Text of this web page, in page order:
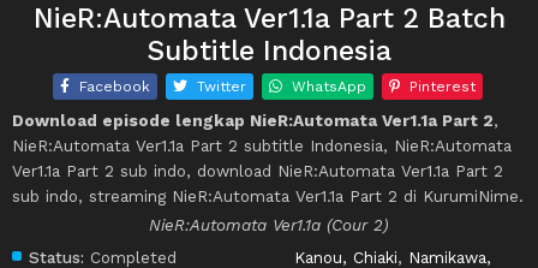
NieR:Automata Ver1.1a Part 2 Batch
Subtitle Indonesia
Facebook Twitter WhatsApp Pinterest
Download episode lengkap NieR:Automata Ver1.1a Part 2,
NieR:Automata Ver1.1a Part 2 subtitle Indonesia, NieR:Automata
Ver1.1a Part 2 sub indo, download NieR:Automata Ver1.1a Part 2
sub indo, streaming NieR:Automata Ver1.1a Part 2 di KurumiNime.
NieR:Automata Ver1.1a (Cour 2)
Status: Completed
Kanou, Chiaki, Namikawa,